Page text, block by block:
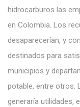
hidrocarburos las
en Colombia. Los
desaparecerían, y
destinados para
municipios y
potable, entre otros.
generaría utilidades,